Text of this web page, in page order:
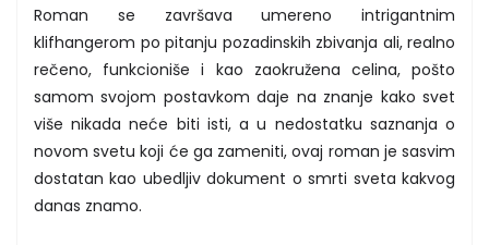
Roman se završava umereno intrigantnim
klifhangerom po pitanju pozadinskih zbivanja ali, realno
rečeno, funkcioniše i kao zaokružena celina, pošto
samom svojom postavkom daje na znanje kako svet
više nikada neće biti isti, a u nedostatku saznanja o
novom svetu koji će ga zameniti, ovaj roman je sasvim
dostatan kao ubedljiv dokument o smrti sveta kakvog
danas znamo.